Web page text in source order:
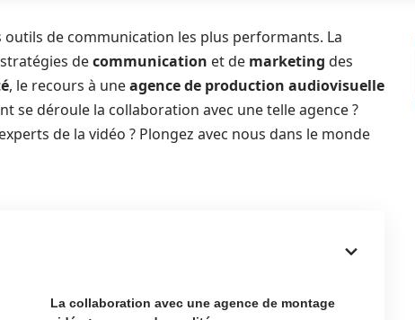
outils de communication les plus performants. La
decommunication et de marketing des
, le recours à uneagence de production audiovisuelle
se déroule la collaboration avec une telle agence ?
de la vidéo ? Plongez avec nous dans le monde
La collaboration avec une agence de montage